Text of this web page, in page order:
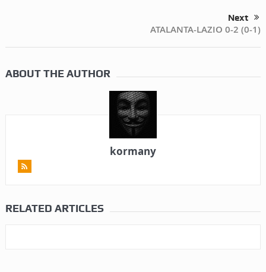
Next
ATALANTA-LAZIO 0-2 (0-1)
ABOUT THE AUTHOR
kormany
RELATED ARTICLES